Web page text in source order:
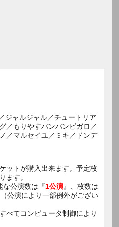
ジャルジャル／チュートリア
／もりやすバンバンビガロ／
／マルセイユ／ミキ／ドンデ
ットが購入出来ます。予定枚
ます。
な公演数は『1公演』、枚数は
公演により一部例外がござい
べてコンピュータ制御により